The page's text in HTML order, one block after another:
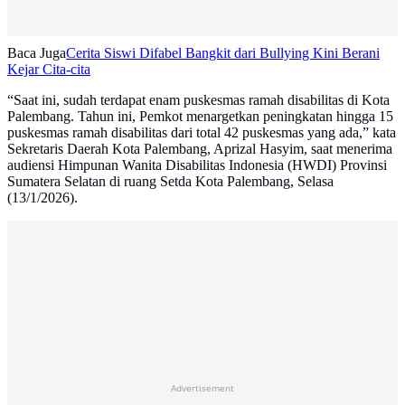
Baca JugaCerita Siswi Difabel Bangkit dari Bullying Kini Berani
Kejar Cita-cita
“Saat ini, sudah terdapat enam puskesmas ramah disabilitas di Kota
Palembang. Tahun ini, Pemkot menargetkan peningkatan hingga 15
puskesmas ramah disabilitas dari total 42 puskesmas yang ada,” kata
Sekretaris Daerah Kota Palembang, Aprizal Hasyim, saat menerima
audiensi Himpunan Wanita Disabilitas Indonesia (HWDI) Provinsi
Sumatera Selatan di ruang Setda Kota Palembang, Selasa
(13/1/2026).
Advertisement